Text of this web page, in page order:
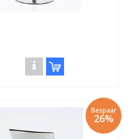
Bespaar
26%